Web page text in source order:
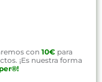
con 10€ para
¡Es nuestra forma